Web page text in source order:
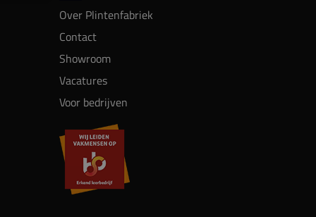
Over Plintenfabriek
Contact
Showroom
Vacatures
Voor bedrijven